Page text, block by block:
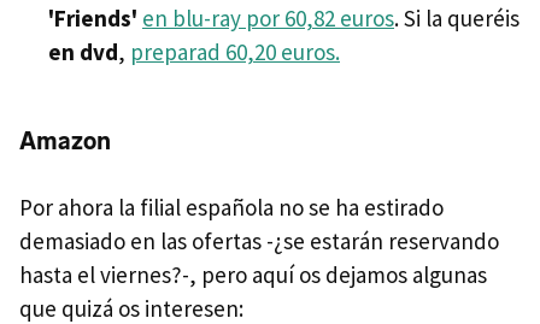
'Friends' en blu-ray por 60,82 euros. Si la queréis
en dvd, preparad 60,20 euros.
Amazon
Por ahora la filial española no se ha estirado
demasiado en las ofertas -¿se estarán reservando
hasta el viernes?-, pero aquí os dejamos algunas
que quizá os interesen: